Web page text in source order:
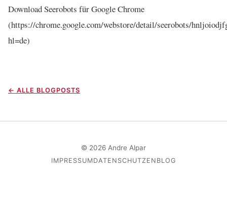
Download Seerobots für Google Chrome
(https://chrome.google.com/webstore/detail/seerobots/
hl=de)
← ALLE BLOGPOSTS
© 2026 Andre Alpar
IMPRESSUMDATENSCHUTZ EN BLOG